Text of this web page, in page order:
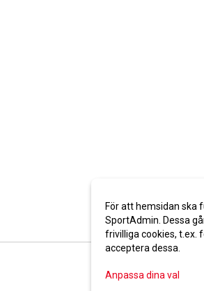
För att hemsidan ska
SportAdmin. Dessa
frivilliga cookies, t.ex.
acceptera dessa.
Anpassa dina val